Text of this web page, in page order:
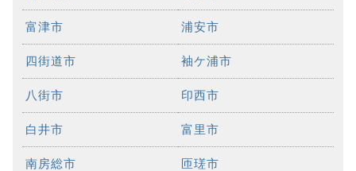
富津市 浦安市
四街道市 袖ケ浦市
八街市 印西市
白井市 富里市
南房総市 匝瑳市